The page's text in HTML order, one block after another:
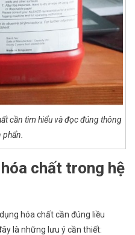
cần tìm hiểu và đọc đúng thông
chất trong hệ
hóa chất cần đúng liều
là những lưu ý cần thiết: